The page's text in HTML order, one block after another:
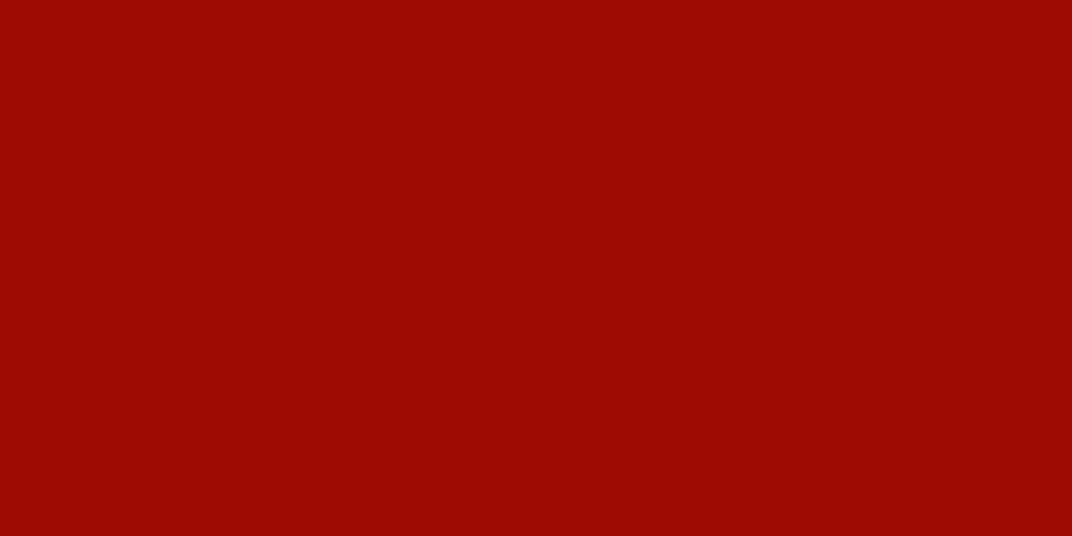
portal in Tripura.